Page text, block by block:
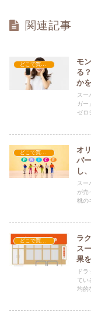
関連記事
どこで買える？-飲料・酒・ジュース
モ
る
か
スー
ガー
ゼロ
どこで買える？-飲料・酒・ジュース
オ
パ
し
スー
が売
桃の
どこで買える？-飲料・酒・ジュース
ラ
ス
果
ド
てい
均的